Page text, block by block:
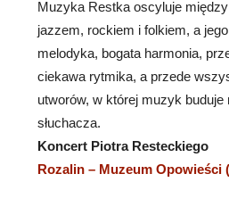
Muzyka Restka oscyluje
jazzem, rockiem i folkiem, a
melodyka, bogata harmonia,
ciekawa rytmika, a przede
utworów, w której muzyk buduje
słuchacza.
Koncert Piotra Resteckiego
Rozalin – Muzeum Opowieści